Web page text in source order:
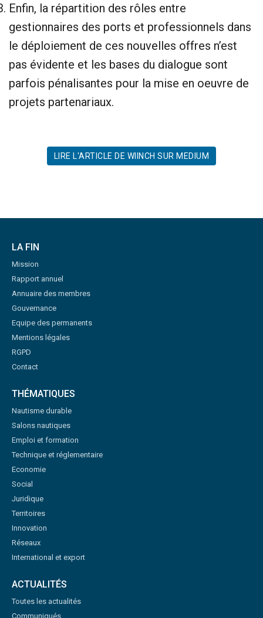
Enfin, la répartition des rôles entre
gestionnaires des ports et professionnels dans
le déploiement de ces nouvelles offres n’est
pas évidente et les bases du dialogue sont
parfois pénalisantes pour la mise en oeuvre de
projets partenariaux.
LIRE L'ARTICLE DE WIINCH SUR MEDIUM
LA FIN
Mission
Rapport annuel
Annuaire des membres
Gouvernance
Equipe des permanents
Mentions légales
RGPD
Contact
THÉMATIQUES
Nautisme durable
Salons nautiques
Emploi et formation
Technique et réglementaire
Economie
Social
Juridique
Territoires
Innovation
Réseaux
International et export
ACTUALITÉS
Toutes les actualités
Communiqués